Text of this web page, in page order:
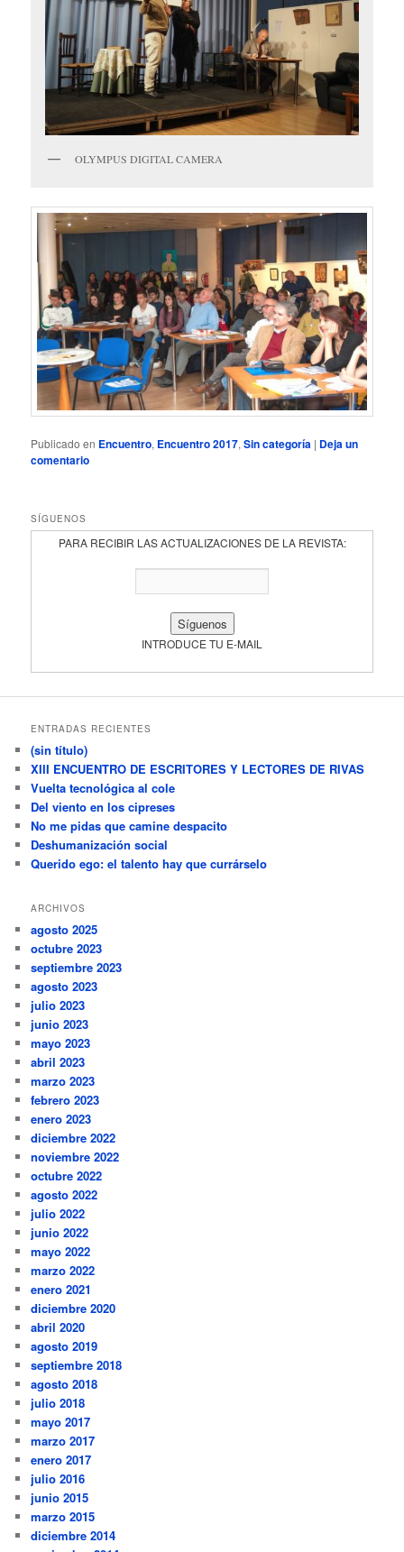
OLYMPUS DIGITAL CAMERA
Publicado en Encuentro, Encuentro 2017,Sin categoría | Deja un
comentario
SÍGUENOS
PARA RECIBIR LAS ACTUALIZACIONES DE LA REVISTA:
INTRODUCE TU E-MAIL
ENTRADAS RECIENTES
(sin título)
XIII ENCUENTRO DE ESCRITORES Y LECTORES DE RIVAS
Vuelta tecnológica al cole
Del viento en los cipreses
No me pidas que camine despacito
Deshumanización social
Querido ego: el talento hay que currárselo
ARCHIVOS
agosto 2025
octubre 2023
septiembre 2023
agosto 2023
julio 2023
junio 2023
mayo 2023
abril 2023
marzo 2023
febrero 2023
enero 2023
diciembre 2022
noviembre 2022
octubre 2022
agosto 2022
julio 2022
junio 2022
mayo 2022
marzo 2022
enero 2021
diciembre 2020
abril 2020
agosto 2019
septiembre 2018
agosto 2018
julio 2018
mayo 2017
marzo 2017
enero 2017
julio 2016
junio 2015
marzo 2015
diciembre 2014